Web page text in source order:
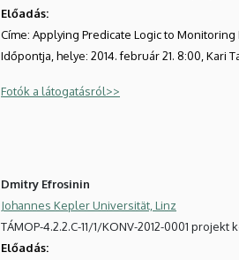
Előadás:
Címe: Applying Predicate Logic to Monitoring
Időpontja, helye: 2014. február 21. 8:00, Kari
Fotók a látogatásról>>
Dmitry Efrosinin
Johannes Kepler Universität, Linz
TÁMOP-4.2.2.C-11/1/KONV-2012-0001 projekt
Előadás: